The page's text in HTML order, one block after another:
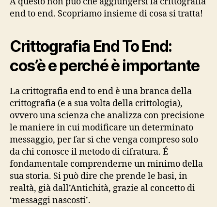
end to end. Scopriamo insieme di cosa si tratta!
Crittografia End To End:
cos’è e perché è importante
La crittografia end to end è una branca della
crittografia (e a sua volta della crittologia),
ovvero una scienza che analizza con precisione
le maniere in cui modificare un determinato
messaggio, per far sì che venga compreso solo
da chi conosce il metodo di cifratura. É
fondamentale comprenderne un minimo della
sua storia. Si può dire che prende le basi, in
realtà, già dall’Antichità, grazie al concetto di
‘messaggi nascosti’.